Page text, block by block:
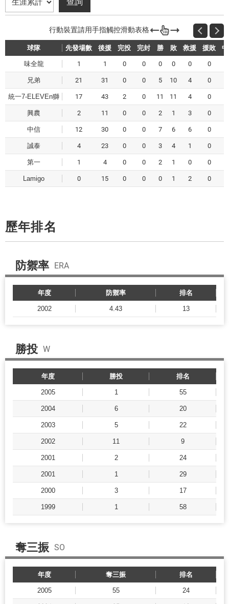
球隊 先發場數 後援 完投 完封 勝 敗 救援 援敗
味全龍 1 1 0 0 0 0 0 0
兄弟 21 31 0 0 5 10 4 0
統一7-ELEVEn獅 17 43 2 0 11 11 4 0
興農 2 11 0 0 2 1 3 0
中信 12 30 0 0 7 6 6 0
誠泰 4 23 0 0 3 4 1 0
第一 1 4 0 0 2 1 0 0
Lamigo 0 15 0 0 0 1 2 0
歷年排名
防禦率 ERA
年度 防禦率 排名
2002 4.43 13
勝投 W
年度 勝投 排名
2005 1 55
2004 6 20
2003 5 22
2002 11 9
2001 2 24
2001 1 29
2000 3 17
1999 1 58
奪三振 SO
年度 奪三振 排名
2005 55 24